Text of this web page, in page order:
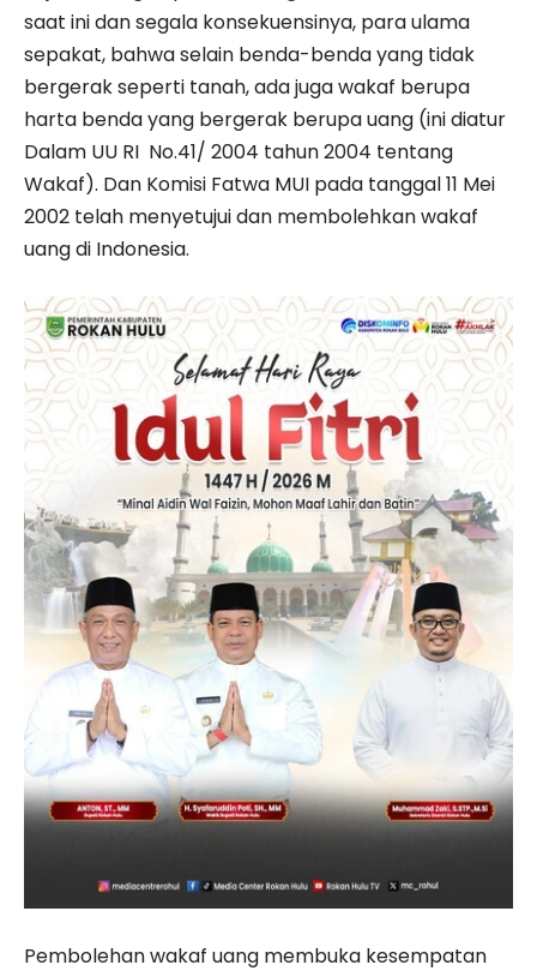
saat ini dan segala konsekuensinya, para ulama
sepakat, bahwa selain benda-benda yang tidak
bergerak seperti tanah, ada juga wakaf berupa
harta benda yang bergerak berupa uang (ini diatur
Dalam UU RI No.41/ 2004 tahun 2004 tentang
Wakaf). Dan Komisi Fatwa MUI pada tanggal 11 Mei
2002 telah menyetujui dan membolehkan wakaf
uang di Indonesia.
Pembolehan wakaf uang membuka kesempatan